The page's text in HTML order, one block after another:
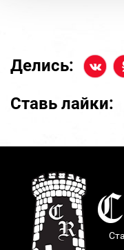
Делись:
Ставь лайки: